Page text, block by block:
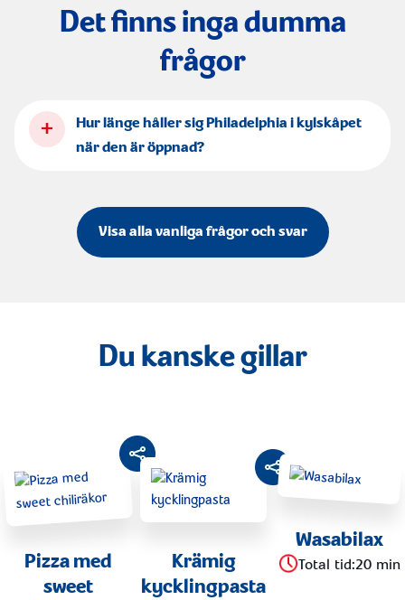
Det finns inga dumma
frågor
+
Hur länge håller sig Philadelphia i kylskåpet
när den är öppnad?
Visa alla vanliga frågor och svar
Du kanske gillar
Pizza med
sweet
Krämig
kycklingpasta
Wasabilax
Total tid:20 min